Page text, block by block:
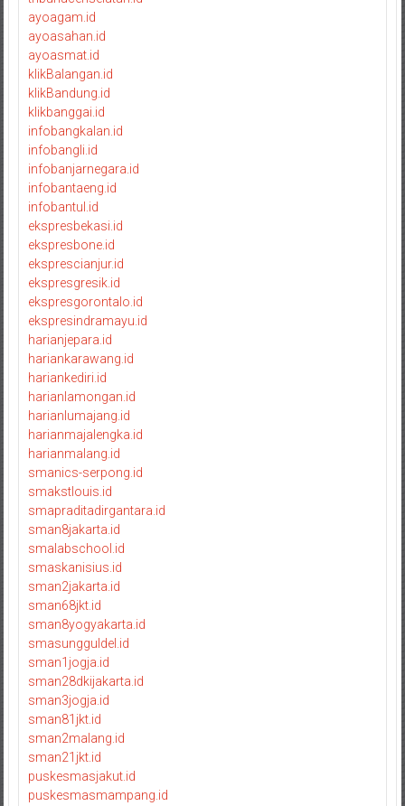
ayoagam.id
ayoasahan.id
ayoasmat.id
klikBalangan.id
klikBandung.id
klikbanggai.id
infobangkalan.id
infobangli.id
infobanjarnegara.id
infobantaeng.id
infobantul.id
ekspresbekasi.id
ekspresbone.id
eksprescianjur.id
ekspresgresik.id
ekspresgorontalo.id
ekspresindramayu.id
harianjepara.id
hariankarawang.id
hariankediri.id
harianlamongan.id
harianlumajang.id
harianmajalengka.id
harianmalang.id
smanics-serpong.id
smakstlouis.id
smapraditadirgantara.id
sman8jakarta.id
smalabschool.id
smaskanisius.id
sman2jakarta.id
sman68jkt.id
sman8yogyakarta.id
smasungguldel.id
sman1jogja.id
sman28dkijakarta.id
sman3jogja.id
sman81jkt.id
sman2malang.id
sman21jkt.id
puskesmasjakut.id
puskesmasmampang.id